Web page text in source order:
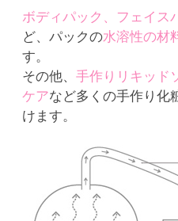
ボディパック、フェイス
ど、パックの水溶性の材
す。
その他、 手作りリキッド
ケアなど多くの手作り化
けます。